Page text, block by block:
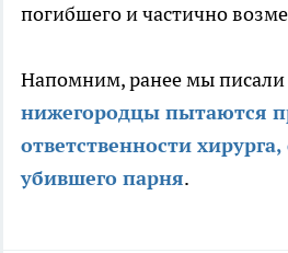
погибшего и частично
Напомним, ранее мы писали
нижегородцы пытаются
ответственности
убившего парня.